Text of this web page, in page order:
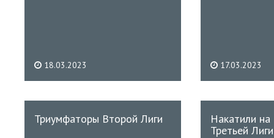
18.03.2023 17.03.2023
Триумфаторы Второй Лиги
Накатили
Третьей Лиги